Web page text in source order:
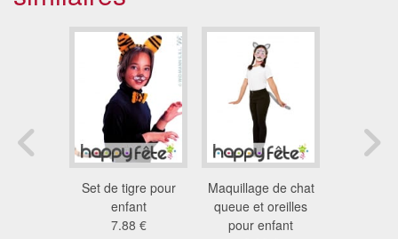
Set de tigre pour
enfant
7.88 €
Maquillage de chat
queue et oreilles
pour enfant